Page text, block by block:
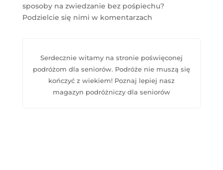
sposoby na zwiedzanie bez pośpiechu?
Podzielcie się nimi w komentarzach
Serdecznie witamy na stronie poświęconej
podróżom dla seniorów. Podróże nie muszą się
kończyć z wiekiem! Poznaj lepiej nasz
magazyn podróżniczy dla seniorów